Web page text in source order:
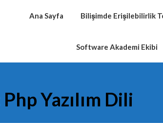
Ana Sayfa Bilişimde Erişilebilirlik
Software Akademi Ekibi
Php Yazılım Dili